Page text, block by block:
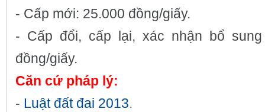
- Cấp mới: 25.000 đồng/giấy.
- Cấp đổi, cấp lại, xác nhận bổ
đồng/giấy.
Căn cứ pháp lý:
- Luật đất đai 2013.